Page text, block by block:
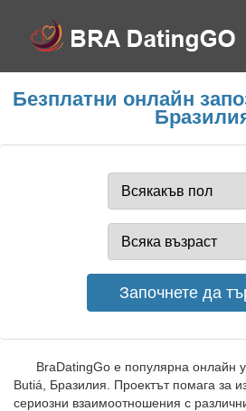
Безплатни онлайн
BraDatingGo е популярна онлайн
Butiá, Бразилия. Проектът помага за
сериозни взаимоотношения с